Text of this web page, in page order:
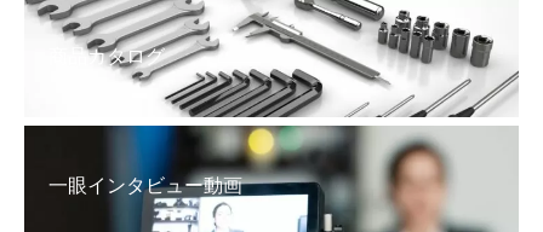
商品カタログ
一眼インタビュー動画